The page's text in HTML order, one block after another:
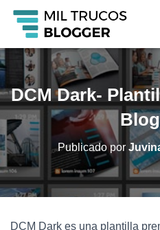
DCM Dark-
Publicado por
DCM Dark es una plantilla